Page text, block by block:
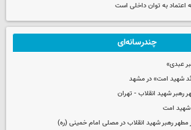
اعتماد به توان داخلی است
چندرسانه‌ای
عبدی»
شهید امت» در مشهد
رهبر شهید انقلاب - تهران
شهید امت
مطهر رهبر شهید انقلاب در مصلی امام خمینی (ره)